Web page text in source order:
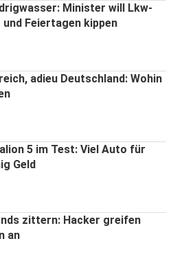
Minister will Lkw-
Feiertagen kippen
adieu Deutschland: Wohin
5 im Test: Viel Auto für
Geld
zittern: Hacker greifen
an